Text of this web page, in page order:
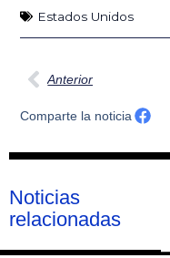
Estados Unidos
Ant
Anterior
Comparte la noticia
Noticias
relacionadas